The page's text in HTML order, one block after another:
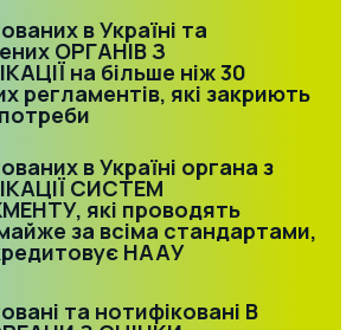
в Україні та
ОРГАНІВ З
на більше ніж 30
регламентів, які закриють
в Україні органа з
СИСТЕМ
які проводять
за всіма стандартами,
НААУ
та нотифіковані В